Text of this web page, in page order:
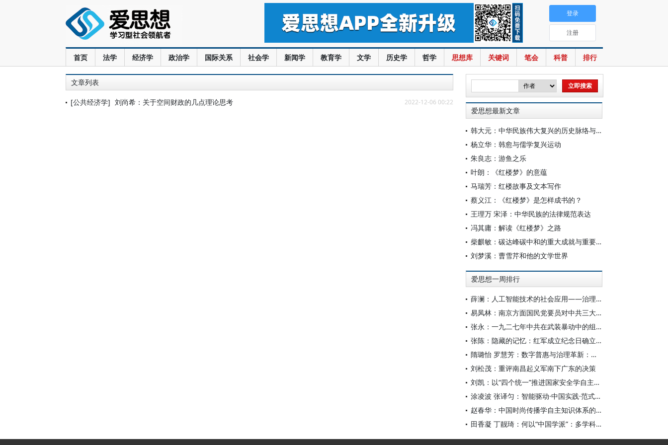
首页 法学 经济学 政治学 国际关系 社会学 新闻学 教育学 文学 历史学 哲学 思想库 关键词 笔会 科普 排行
登录
注册
文章列表
[公共经济学] 刘尚希：关于空间财政的几点理论思考 2022-12-06 00:22
爱思想最新文章
韩大元：中华民族伟大复兴的历史脉络与宪法内涵
杨立华：韩愈与儒学复兴运动
朱良志：游鱼之乐
叶朗：《红楼梦》的意蕴
马瑞芳：红楼故事及文本写作
蔡义江：《红楼梦》是怎样成书的？
王理万 宋泽：中华民族的法律规范表达
冯其庸：解读《红楼梦》之路
柴麒敏：碳达峰碳中和的重大成就与重要任务
刘梦溪：曹雪芹和他的文学世界
爱思想一周排行
薛澜：人工智能技术的社会应用——治理挑战
易凤林：南京方面国民党要员对中共三大起义的反应
张永：一九二七年中共在武装暴动中的组织转型
张陈：隐藏的记忆：红军成立纪念日确立前中共对南昌起义的纪念
隋璐怡 罗慧芳：数字普惠与治理革新：中国人工智能赋能全球南方发展
刘松茂：重评南昌起义军南下广东的决策
刘凯：以“四个统一”推进国家安全学自主知识体系构建
涂凌波 张译匀：智能驱动·中国实践·范式创新：“构建中国新闻传播学自主知识体系”专题研讨会综述
赵春华：中国时尚传播学自主知识体系的内在逻辑与实践路径
田香凝 丁靓琦：何以“中国学派”：多学科视野下中国特色新闻传播学建设的研究